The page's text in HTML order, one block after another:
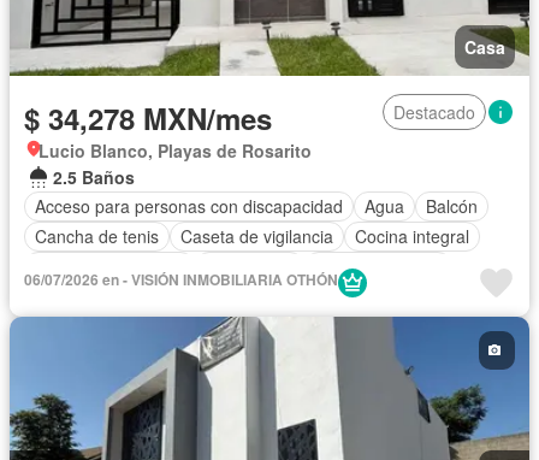
Casa
$ 34,278 MXN/mes
Destacado
Lucio Blanco, Playas de Rosarito
2.5 Baños
Acceso para personas con discapacidad
Agua
Balcón
Cancha de tenis
Caseta de vigilancia
Cocina integral
Cuarto de Limpieza
Estacionamiento
Terraza
Zonas verdes Solo familias
06/07/2026 en - VISIÓN INMOBILIARIA OTHÓN